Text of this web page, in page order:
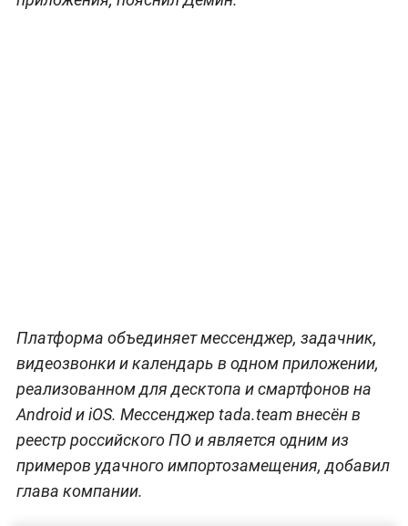
Платформа объединяет мессенджер, задачник,
видеозвонки и календарь в одном приложении,
реализованном для десктопа и смартфонов на
Android и iOS. Мессенджер tada.team внесён в
реестр российского ПО и является одним из
примеров удачного импортозамещения, добавил
глава компании.